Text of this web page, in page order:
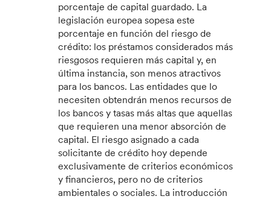
porcentaje de capital guardado. La
legislación europea sopesa este
porcentaje en función del riesgo de
crédito: los préstamos considerados más
riesgosos requieren más capital y, en
última instancia, son menos atractivos
para los bancos. Las entidades que lo
necesiten obtendrán menos recursos de
los bancos y tasas más altas que aquellas
que requieren una menor absorción de
capital. El riesgo asignado a cada
solicitante de crédito hoy depende
exclusivamente de criterios económicos
y financieros, pero no de criterios
ambientales o sociales. La introducción